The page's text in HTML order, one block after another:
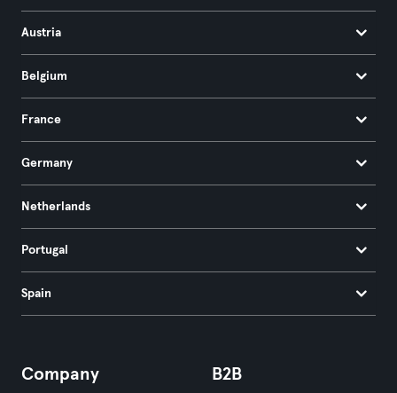
Austria
Belgium
France
Germany
Netherlands
Portugal
Spain
Company B2B